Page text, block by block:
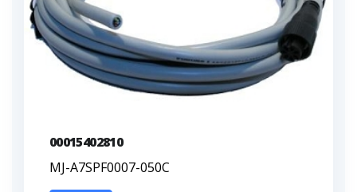
00015402810
MJ-A7SPF0007-050C